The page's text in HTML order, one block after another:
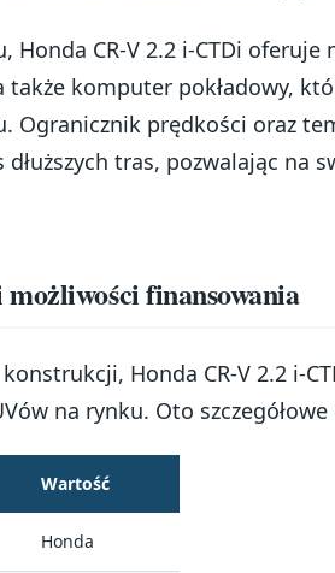
Honda CR-V 2.2 i-CTDi
także komputer pokładowy,
Ogranicznik prędkości oraz
dłuższych tras, pozwalając na
finansowania
Honda CR-V 2.2 i-
na rynku. Oto
Wartość
Honda